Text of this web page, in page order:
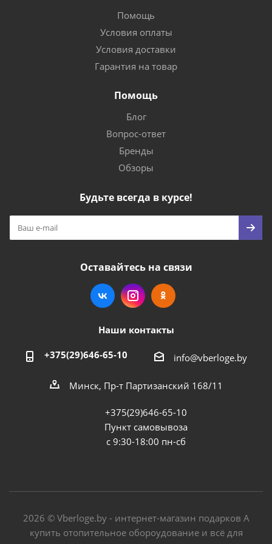
Помощь
Условия оплаты
Условия доставки
Гарантия на товар
Помощь
Блог
Вопрос-ответ
Бренды
Обзоры
Будьте всегда в курсе!
Оставайтесь на связи
Наши контакты
+375(29)646-65-10 info@vberloge.by
Минск, Пр-т Партизанский 168/11
+375(29)646-65-10
Пункт самовывоза
с 9:30-18:00 пн-сб
2026 © Vberloge.by - интернет-магазин подарков А
купить отопительное обороудование и всё для